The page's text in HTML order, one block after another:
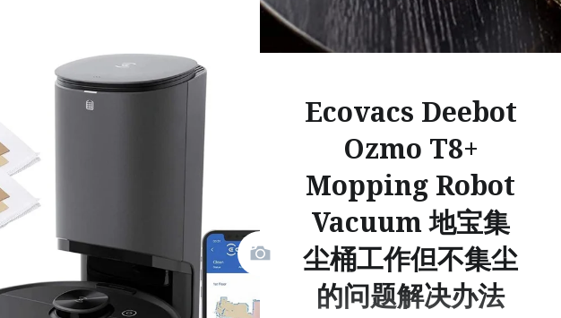
Ecovacs Deebot
Ozmo T8+
Mopping Robot
Vacuum 地宝集
尘桶工作但不集尘
的问题解决办法